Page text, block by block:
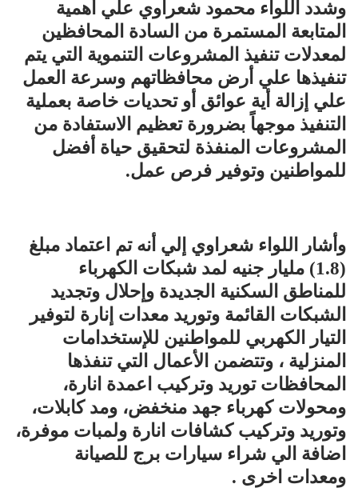
وشدد اللواء محمود شعراوي علي أهمية
المتابعة المستمرة من السادة المحافظين
لمعدلات تنفيذ المشروعات التنموية التي يتم
تنفيذها علي أرض محافظاتهم وسرعة العمل
علي إزالة أية عوائق أو تحديات خاصة بعملية
التنفيذ موجهاً بضرورة تعظيم الاستفادة من
المشروعات المنفذة لتحقيق حياة أفضل
للمواطنين وتوفير فرص عمل.
وأشار اللواء شعراوي إلي أنه تم اعتماد مبلغ
(1.8) مليار جنيه لمد شبكات الكهرباء
للمناطق السكنية الجديدة وإحلال وتجديد
الشبكات القائمة وتوريد معدات إنارة لتوفير
التيار الكهربي للمواطنين للإستخدامات
المنزلية ، وتتضمن الأعمال التي تنفذها
المحافظات توريد وتركيب اعمدة انارة،
ومحولات كهرباء جهد منخفض، ومد كابلات،
وتوريد وتركيب كشافات انارة ولمبات موفرة،
اضافة الي شراء سيارات برج للصيانة
ومعدات اخرى .